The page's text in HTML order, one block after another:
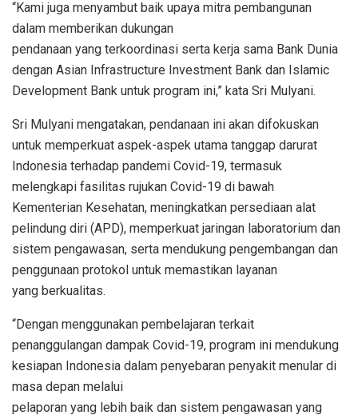
“Kami juga menyambut baik upaya mitra pembangunan
dalam memberikan dukungan
pendanaan yang terkoordinasi serta kerja sama Bank Dunia
dengan Asian Infrastructure Investment Bank dan Islamic
Development Bank untuk program ini,” kata Sri Mulyani.
Sri Mulyani mengatakan, pendanaan ini akan difokuskan
untuk memperkuat aspek-aspek utama tanggap darurat
Indonesia terhadap pandemi Covid-19, termasuk
melengkapi fasilitas rujukan Covid-19 di bawah
Kementerian Kesehatan, meningkatkan persediaan alat
pelindung diri (APD), memperkuat jaringan laboratorium dan
sistem pengawasan, serta mendukung pengembangan dan
penggunaan protokol untuk memastikan layanan
yang berkualitas.
“Dengan menggunakan pembelajaran terkait
penanggulangan dampak Covid-19, program ini mendukung
kesiapan Indonesia dalam penyebaran penyakit menular di
masa depan melalui
pelaporan yang lebih baik dan sistem pengawasan yang